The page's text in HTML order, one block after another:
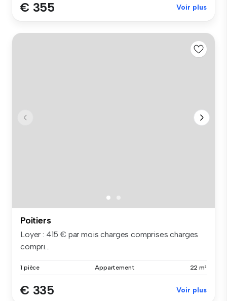
€ 355 Voir plus
Poitiers
Loyer : 415 € par mois charges comprises charges
compri...
1 pièce Appartement 22 m²
€ 335 Voir plus